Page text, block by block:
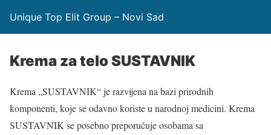
Unique Top Elit Group – Novi Sad
Krema za telo SUSTAVNIK
Krema „SUSTAVNIK“ je razvijena na bazi prirodnih
komponenti, koje se odavno koriste u narodnoj medicini. Krema
SUSTAVNIK se posebno preporučuje osobama sa